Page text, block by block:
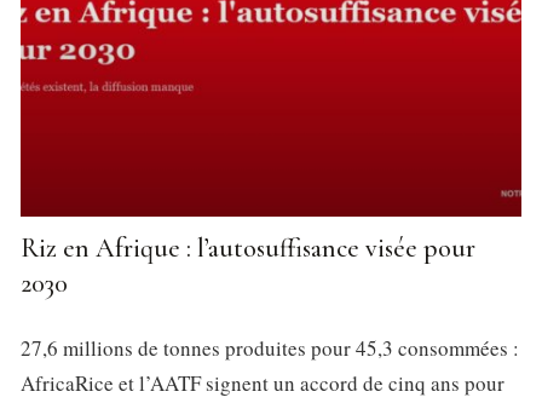
Riz en Afrique : l’autosuffisance visée pour
2030
27,6 millions de tonnes produites pour 45,3 consommées :
AfricaRice et l’AATF signent un accord de cinq ans pour